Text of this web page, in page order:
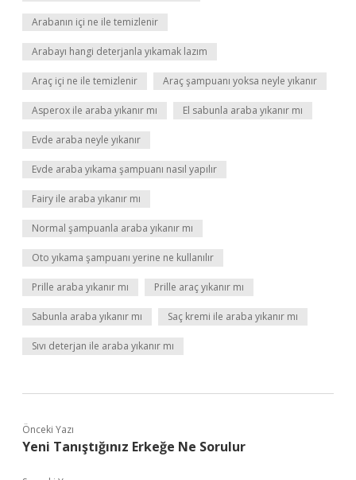
Arabanın içi ne ile temizlenir
Arabayı hangi deterjanla yıkamak lazım
Araç içi ne ile temizlenir Araç şampuanı yoksa neyle yıkanır
Asperox ile araba yıkanır mı El sabunla araba yıkanır mı
Evde araba neyle yıkanır
Evde araba yıkama şampuanı nasıl yapılır
Fairy ile araba yıkanır mı
Normal şampuanla araba yıkanır mı
Oto yıkama şampuanı yerine ne kullanılır
Prille araba yıkanır mı Prille araç yıkanır mı
Sabunla araba yıkanır mı Saç kremi ile araba yıkanır mı
Sıvı deterjan ile araba yıkanır mı
Önceki Yazı
Yeni Tanıştığınız Erkeğe Ne Sorulur